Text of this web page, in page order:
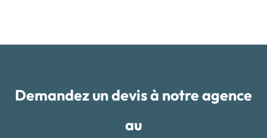
Demandez un devis à notre agence
au